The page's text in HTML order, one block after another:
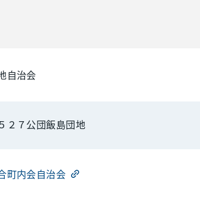
自治会
２７公団飯島団地
町内会自治会